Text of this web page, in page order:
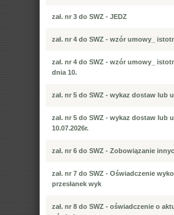
zał. nr 3 do SWZ - JEDZ
zał. nr 4 do SWZ - wzór umowy_
zał. nr 4 do SWZ - wzór umowy_
dnia 10.
zał. nr 5 do SWZ - wykaz dostaw lub
zał. nr 5 do SWZ - wykaz dostaw lub
10.07.2026r.
zał. nr 6 do SWZ - Zobowiązanie
zał. nr 7 do SWZ - Oświadczenie
przesłanek wyk
zał. nr 8 do SWZ - oświadczenie o